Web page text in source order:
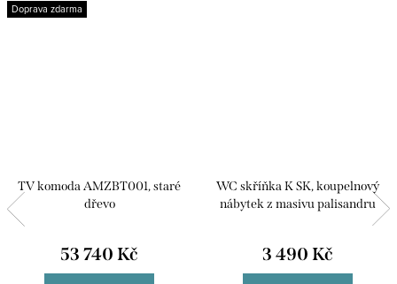
Doprava zdarma
TV komoda AMZBT001, staré
dřevo
53 740 Kč
WC skříňka K SK, koupelnový
nábytek z masivu palisandru
3 490 Kč